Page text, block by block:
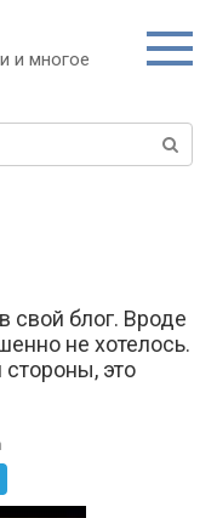
и многое
свой блог. Вроде
не хотелось.
это